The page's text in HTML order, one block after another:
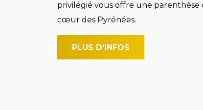
privilégié vous offre une parenthèse
cœur des Pyrénées.
PLUS D'INFOS